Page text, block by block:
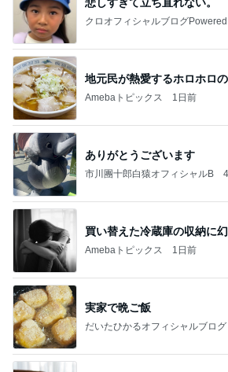
クロオフィシャルブログ
地元民が熱愛するホロホロ
Amebaトピックス 1日前
ありがとうございます
市川團十郎白猿オフィシャルB
買い替えた冷蔵庫の収納に
Amebaトピックス 1日前
実家で晩ご飯
だいたひかるオフィシャルブログ